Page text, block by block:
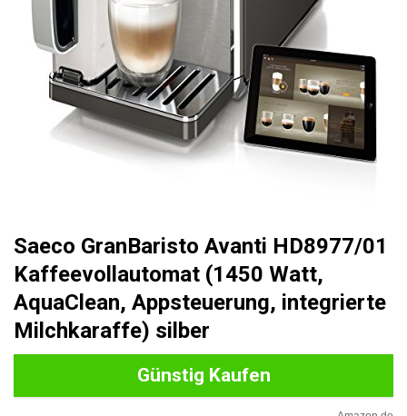
Saeco GranBaristo Avanti HD8977/01
Kaffeevollautomat (1450 Watt,
AquaClean, Appsteuerung, integrierte
Milchkaraffe) silber
Günstig Kaufen